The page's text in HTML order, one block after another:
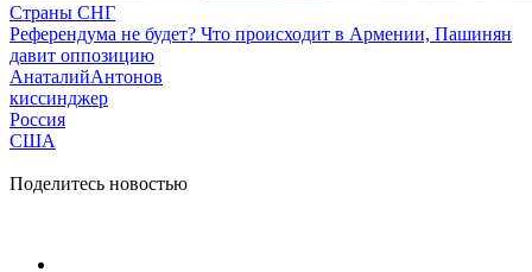
Страны СНГ
Референдума не будет? Что происходит в Армении, Пашинян
давит оппозицию
АнаталийАнтонов
киссинджер
Россия
США
Поделитесь новостью